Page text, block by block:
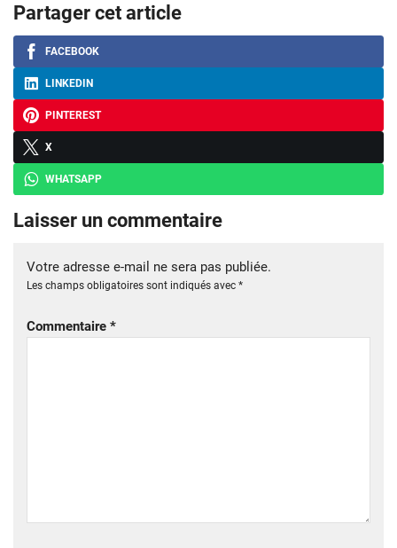
Partager cet article
FACEBOOK
LINKEDIN
PINTEREST
X
WHATSAPP
Laisser un commentaire
Votre adresse e-mail ne sera pas publiée.
Les champs obligatoires sont indiqués avec *
Commentaire *